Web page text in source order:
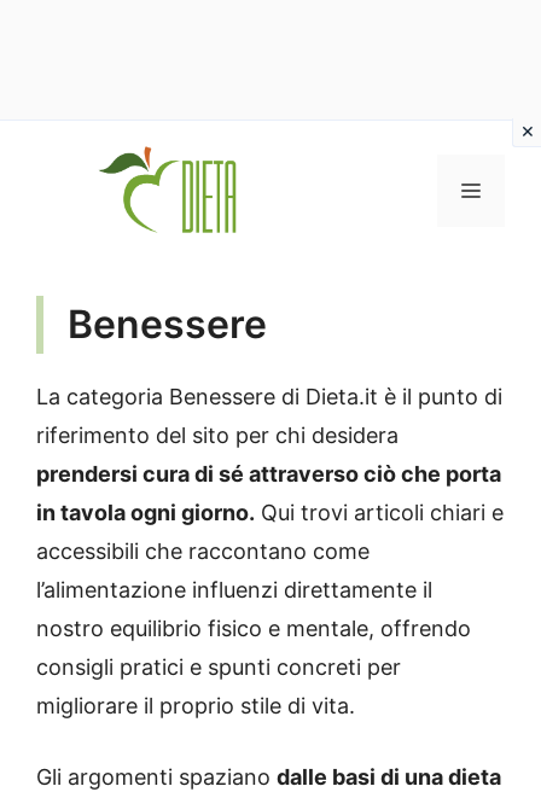
MENU
Benessere
La categoria Benessere di Dieta.it è il punto di
riferimento del sito per chi desidera
prendersi cura di sé attraverso ciò che porta
in tavola ogni giorno. Qui trovi articoli chiari e
accessibili che raccontano come
l’alimentazione influenzi direttamente il
nostro equilibrio fisico e mentale, offrendo
consigli pratici e spunti concreti per
migliorare il proprio stile di vita.
Gli argomenti spaziano dalle basi di una dieta